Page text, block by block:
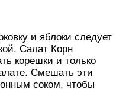
и яблоки следует
Салат Корн
корешки и только
Смешать эти
соком, чтобы